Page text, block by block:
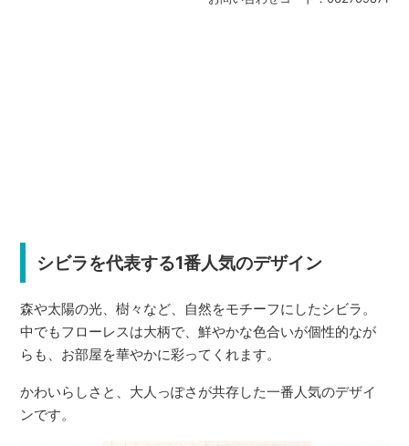
シビラを代表する1番人気のデザイン
森や太陽の光、樹々など、自然をモチーフにしたシビラ。
中でもフローレスは大柄で、鮮やかな色合いが個性的なが
らも、お部屋を華やかに彩ってくれます。
かわいらしさと、大人っぽさが共存した一番人気のデザイ
ンです。